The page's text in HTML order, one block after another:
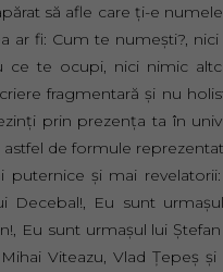
să afle care ţi-e
ar fi: Cum te numeşti?,
ce te ocupi, nici nimic
fragmentară şi nu
prin prezenţa ta în
astfel de formule
puternice şi mai
Decebal!, Eu sunt
Eu sunt urmaşul lui
Viteazu, Vlad Ţepeş şi